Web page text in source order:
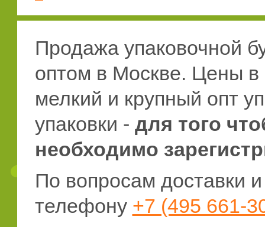
Продажа упаковочной
оптом в Москве. Цены в
мелкий и крупный опт
упаковки - для того
необходимо
По вопросам доставки
телефону +7 (495 661-